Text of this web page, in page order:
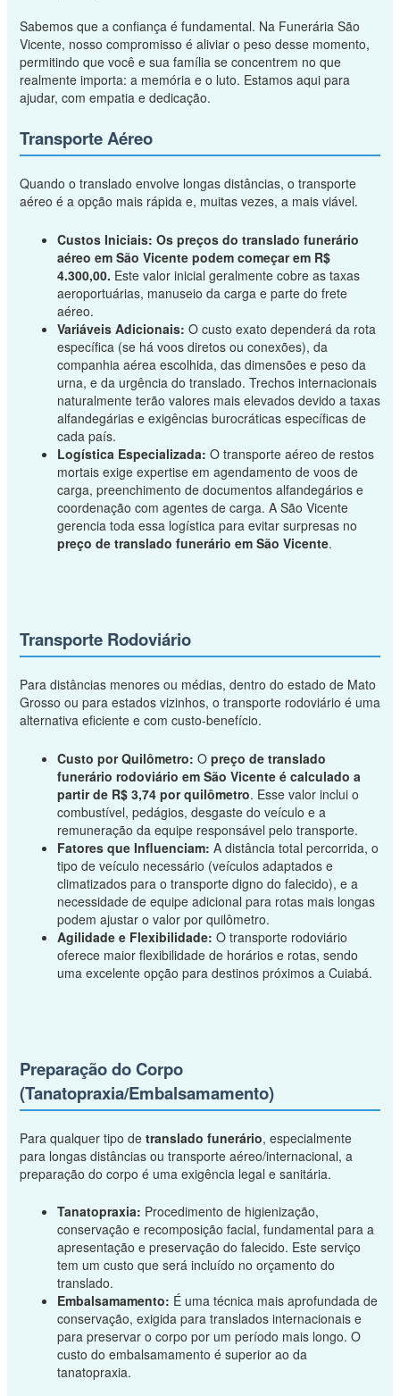
Sabemos que a confiança é fundamental. Na Funerária São
Vicente, nosso compromisso é aliviar o peso desse momento,
permitindo que você e sua família se concentrem no que
realmente importa: a memória e o luto. Estamos aqui para
ajudar, com empatia e dedicação.
Transporte Aéreo
Quando o translado envolve longas distâncias, o transporte
aéreo é a opção mais rápida e, muitas vezes, a mais viável.
Custos Iniciais: Os preços do translado funerário
aéreo em São Vicente podem começar em R$
4.300,00. Este valor inicial geralmente cobre as taxas
aeroportuárias, manuseio da carga e parte do frete
aéreo.
Variáveis Adicionais: O custo exato dependerá da rota
específica (se há voos diretos ou conexões), da
companhia aérea escolhida, das dimensões e peso da
urna, e da urgência do translado. Trechos internacionais
naturalmente terão valores mais elevados devido a taxas
alfandegárias e exigências burocráticas específicas de
cada país.
Logística Especializada: O transporte aéreo de restos
mortais exige expertise em agendamento de voos de
carga, preenchimento de documentos alfandegários e
coordenação com agentes de carga. A São Vicente
gerencia toda essa logística para evitar surpresas no
preço de translado funerário em São Vicente.
Transporte Rodoviário
Para distâncias menores ou médias, dentro do estado de Mato
Grosso ou para estados vizinhos, o transporte rodoviário é uma
alternativa eficiente e com custo-benefício.
Custo por Quilômetro: O preço de translado
funerário rodoviário em São Vicente é calculado a
partir de R$ 3,74 por quilômetro. Esse valor inclui o
combustível, pedágios, desgaste do veículo e a
remuneração da equipe responsável pelo transporte.
Fatores que Influenciam: A distância total percorrida, o
tipo de veículo necessário (veículos adaptados e
climatizados para o transporte digno do falecido), e a
necessidade de equipe adicional para rotas mais longas
podem ajustar o valor por quilômetro.
Agilidade e Flexibilidade: O transporte rodoviário
oferece maior flexibilidade de horários e rotas, sendo
uma excelente opção para destinos próximos a Cuiabá.
Preparação do Corpo
(Tanatopraxia/Embalsamamento)
Para qualquer tipo de translado funerário, especialmente
para longas distâncias ou transporte aéreo/internacional, a
preparação do corpo é uma exigência legal e sanitária.
Tanatopraxia: Procedimento de higienização,
conservação e recomposição facial, fundamental para a
apresentação e preservação do falecido. Este serviço
tem um custo que será incluído no orçamento do
translado.
Embalsamamento: É uma técnica mais aprofundada de
conservação, exigida para translados internacionais e
para preservar o corpo por um período mais longo. O
custo do embalsamamento é superior ao da
tanatopraxia.